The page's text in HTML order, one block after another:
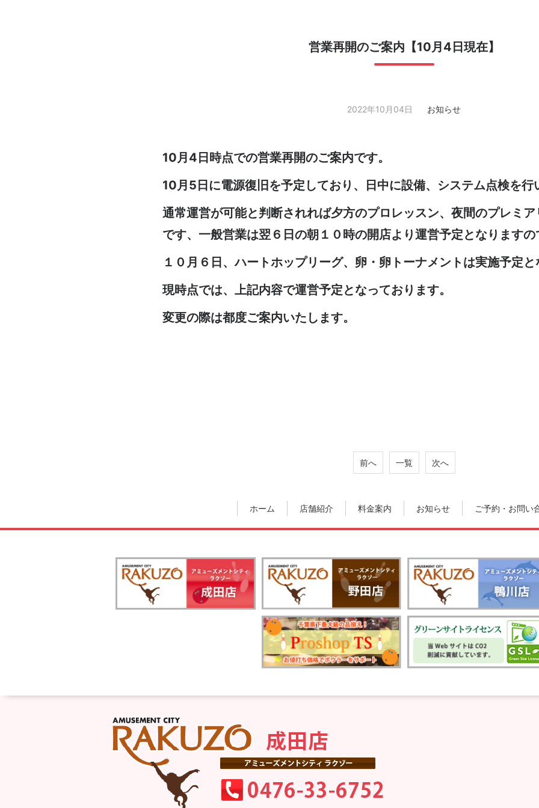
営業再開のご案内【10月4日現在】
2022年10月04日 お知らせ
10月4日時点での営業再開のご案内です。
10月5日に電源復旧を予定しており、日中に設備、システム点検を行
通常運営が可能と判断されれば夕方のプロレッスン、夜間のプレミ
です、 一般営業は翌６日の朝１０時の開店より運営予定となります
１０月６日、ハートホップリーグ、卵・卵トーナメントは実施予定
現時点では、上記内容で運営予定となっております。
変更の際は都度ご案内いたします。
前へ 一覧 次へ
ホーム 店舗紹介 料金案内 お知らせ ご予約・お問い